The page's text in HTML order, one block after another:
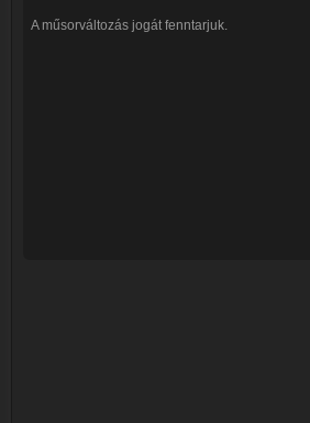
A műsorváltozás jogát fenntarjuk.